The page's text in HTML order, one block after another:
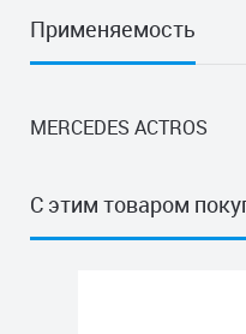
Применяемость
MERCEDES ACTROS
С этим товаром